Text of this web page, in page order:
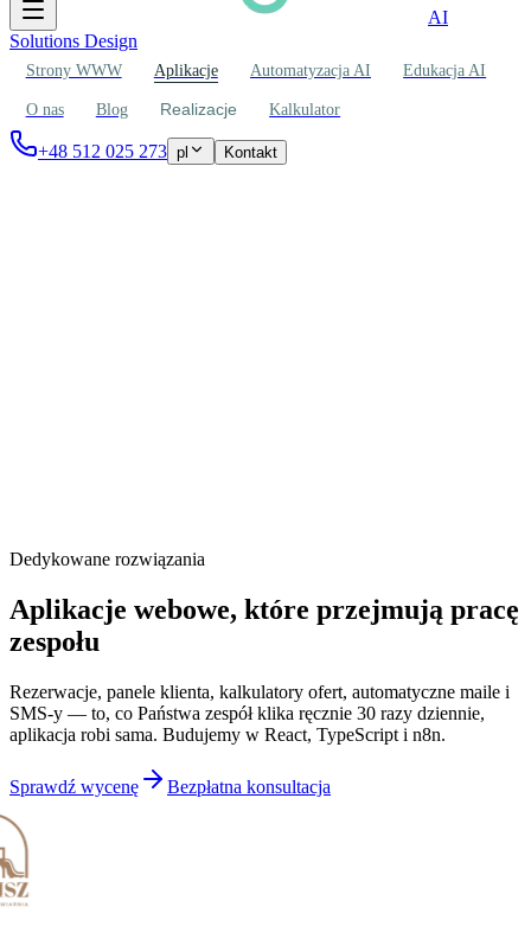
AI
Solutions Design
Strony WWW Aplikacje Automatyzacja AI Edukacja AI
O nas Blog Realizacje Kalkulator
+48 512 025 273 pl Kontakt
Dedykowane rozwiązania
Aplikacje webowe, które przejmują pracę
zespołu
Rezerwacje, panele klienta, kalkulatory ofert, automatyczne maile i
SMS-y — to, co Państwa zespół klika ręcznie 30 razy dziennie,
aplikacja robi sama. Budujemy w React, TypeScript i n8n.
Sprawdź wycenę Bezpłatna konsultacja